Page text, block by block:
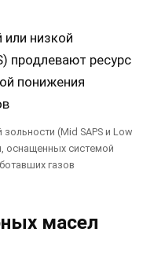
(Mid SAPS и Low
оснащенных системой
газов
масел